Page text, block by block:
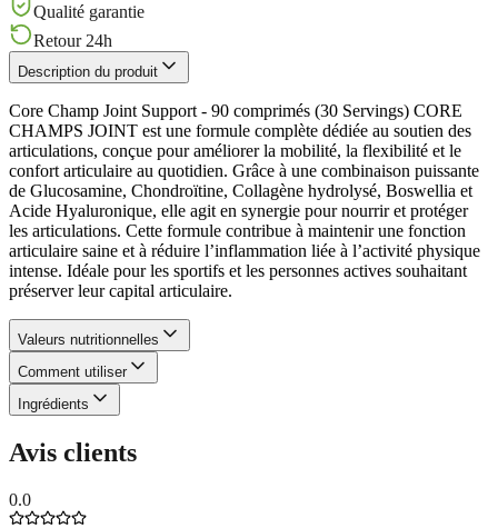
Qualité garantie
Retour 24h
Description du produit
Core Champ Joint Support - 90 comprimés (30 Servings) CORE
CHAMPS JOINT est une formule complète dédiée au soutien des
articulations, conçue pour améliorer la mobilité, la flexibilité et le
confort articulaire au quotidien. Grâce à une combinaison puissante
de Glucosamine, Chondroïtine, Collagène hydrolysé, Boswellia et
Acide Hyaluronique, elle agit en synergie pour nourrir et protéger
les articulations. Cette formule contribue à maintenir une fonction
articulaire saine et à réduire l’inflammation liée à l’activité physique
intense. Idéale pour les sportifs et les personnes actives souhaitant
préserver leur capital articulaire.
Valeurs nutritionnelles
Comment utiliser
Ingrédients
Avis clients
0.0